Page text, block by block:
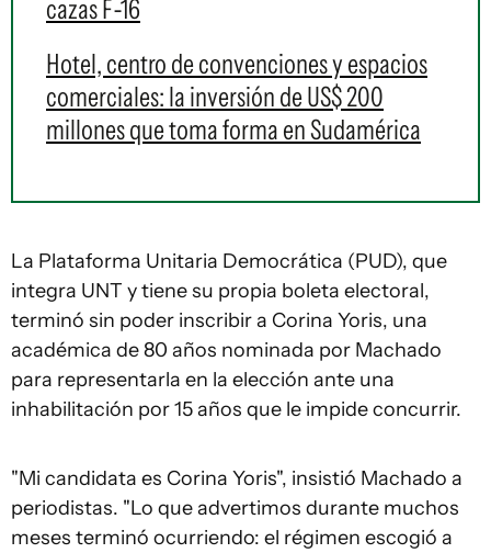
cazas F-16
Hotel, centro de convenciones y espacios
comerciales: la inversión de US$ 200
millones que toma forma en Sudamérica
La Plataforma Unitaria Democrática (PUD), que
integra UNT y tiene su propia boleta electoral,
terminó sin poder inscribir a Corina Yoris, una
académica de 80 años nominada por Machado
para representarla en la elección ante una
inhabilitación por 15 años que le impide concurrir.
"Mi candidata es Corina Yoris", insistió Machado a
periodistas. "Lo que advertimos durante muchos
meses terminó ocurriendo: el régimen escogió a